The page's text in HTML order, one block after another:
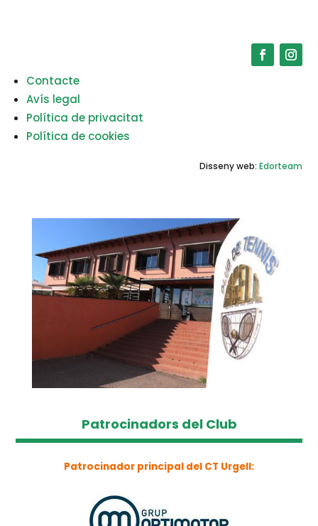
Contacte
Avís legal
Política de privacitat
Política de cookies
Disseny web: Edorteam
Patrocinadors del Club
Patrocinador principal del CT Urgell: